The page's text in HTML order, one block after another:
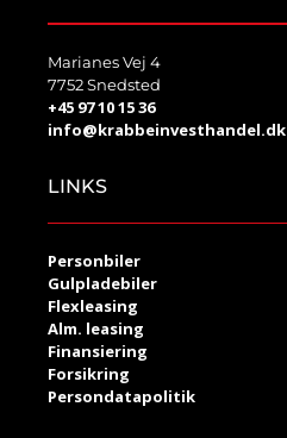
Marianes Vej 4
7752 Snedsted
+45 97 10 15 36
info@krabbeinvesthandel.dk
LINKS
Personbiler
Gulpladebiler
Flexleasing
Alm. leasing
Finansiering
Forsikring
Persondatapolitik